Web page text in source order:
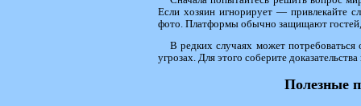
Если хозяин игнорирует — привлекайте
фото. Платформы обычно защищают гостей,
В редких случаях может
угрозах. Для этого соберите
Полезные